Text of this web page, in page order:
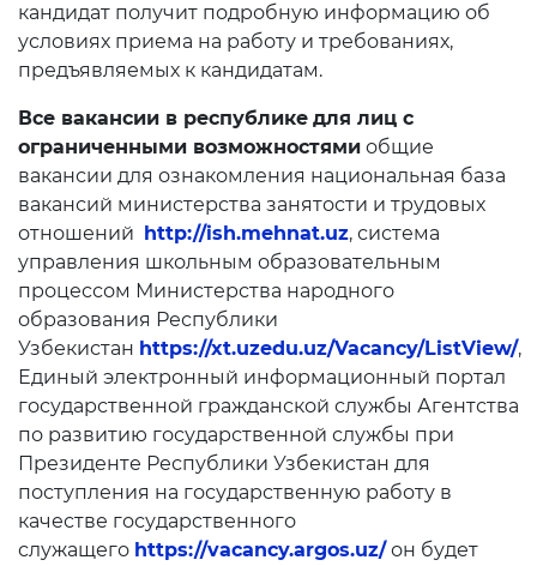
Интерактивные услуги
Электронный дневник
Прием в 1 класс
Электронный аттестат
Электронная библиотека
Единая электронная
система
Повышение
квалификации
Информационная служба
Пресс релизы
СМИ о Нас
кандидат получит подробную информацию об
условиях приема на работу и требованиях,
предъявляемых к кандидатам.
Все вакансии в республике для лиц с
ограниченными возможностями общие
вакансии для ознакомления национальная база
вакансий министерства занятости и трудовых
отношений http://ish.mehnat.uz, система
управления школьным образовательным
процессом Министерства народного
образования Республики
Узбекистан https://xt.uzedu.uz/Vacancy/ListView/,
Единый электронный информационный портал
государственной гражданской службы Агентства
по развитию государственной службы при
Президенте Республики Узбекистан для
поступления на государственную работу в
качестве государственного
служащего https://vacancy.argos.uz/он будет